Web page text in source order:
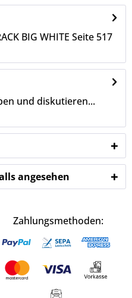
BIG WHITE Seite 517
und diskutieren...
angesehen
Zahlungsmethoden: